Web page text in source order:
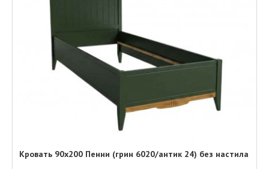
Кровать 90х200 Пенни (грин 6020/антик 24) без настила